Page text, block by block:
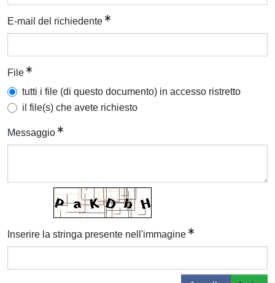
E-mail del richiedente
File
tutti i file (di questo documento) in accesso ristretto
il file(s) che avete richiesto
Messaggio
Inserire la stringa presente nell'immagine